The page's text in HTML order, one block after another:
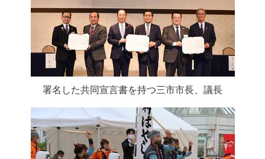
署名した共同宣言書を持つ三市市長、議長